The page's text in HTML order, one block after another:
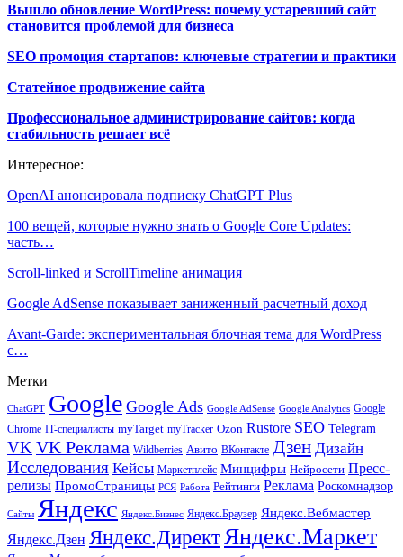
Вышло обновление WordPress: почему устаревший сайт
становится проблемой для бизнеса
SEO промоция стартапов: ключевые стратегии и практики
Статейное продвижение сайта
Профессиональное администрирование сайтов: когда
стабильность решает всё
Интересное:
OpenAI анонсировала подписку ChatGPT Plus
100 вещей, которые нужно знать о Google Core Updates:
часть…
Scroll-linked и ScrollTimeline анимация
Google AdSense показывает заниженный расчетный доход
Avant-Garde: экспериментальная блочная тема для WordPress
с…
Метки
ChatGPT Google Google Ads Google AdSense Google Analytics Google
Chrome IT-специалисты myTarget myTracker Ozon Rustore SEO Telegram
VK VK Реклама Wildberries Авито ВКонтакте Дзен Дизайн
Исследования Кейсы Маркетплейс Минцифры Нейросети Пресс-
релизы ПромоСтраницы РСЯ Работа Рейтинги Реклама Роскомнадзор
Сайты Яндекс Яндекс.Бизнес Яндекс.Браузер Яндекс.Вебмастер
Яндекс.Дзен Яндекс.ДиректЯндекс.Маркет